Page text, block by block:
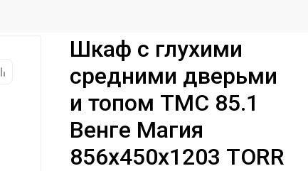
Шкаф с глухими
средними дверьми
и топом TMC 85.1
Венге Магия
856х450х1203 TORR